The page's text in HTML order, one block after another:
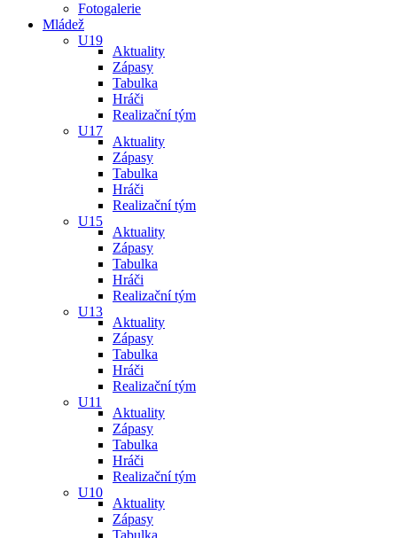
Fotogalerie
Mládež
U19
Aktuality
Zápasy
Tabulka
Hráči
Realizační tým
U17
Aktuality
Zápasy
Tabulka
Hráči
Realizační tým
U15
Aktuality
Zápasy
Tabulka
Hráči
Realizační tým
U13
Aktuality
Zápasy
Tabulka
Hráči
Realizační tým
U11
Aktuality
Zápasy
Tabulka
Hráči
Realizační tým
U10
Aktuality
Zápasy
Tabulka